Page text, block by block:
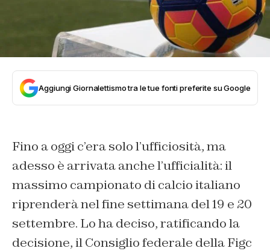
Aggiungi Giornalettismo tra le tue fonti preferite su Google
Fino a oggi c’era solo l’ufficiosità, ma
adesso è arrivata anche l’ufficialità: il
massimo campionato di calcio italiano
riprenderà nel fine settimana del 19 e 20
settembre. Lo ha deciso, ratificando la
decisione, il Consiglio federale della Figc